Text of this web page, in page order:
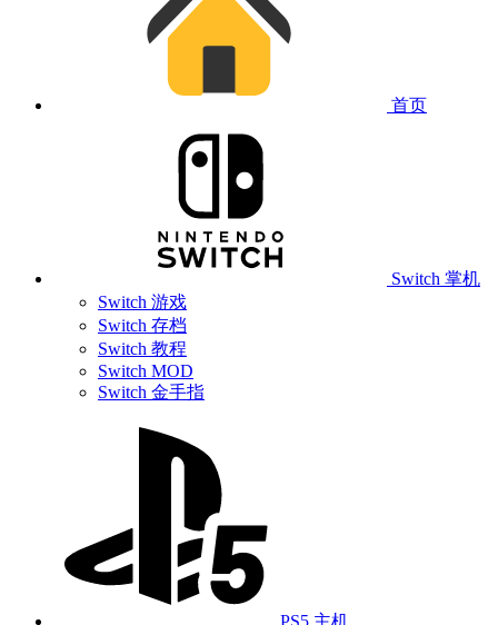
首页
Switch 掌机
Switch 游戏
Switch 存档
Switch 教程
Switch MOD
Switch 金手指